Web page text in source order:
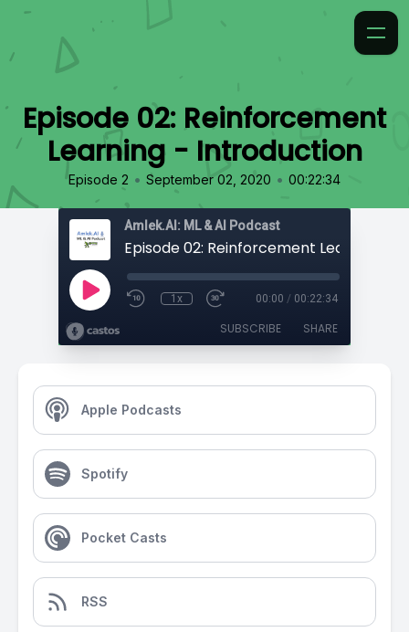
Episode 02: Reinforcement
Learning - Introduction
Episode 2 • September 02, 2020 • 00:22:34
Amlek.AI: ML & AI Podcast
1x 00:00 / 00:22:34
SUBSCRIBE SHARE
Apple Podcasts
Spotify
Pocket Casts
RSS